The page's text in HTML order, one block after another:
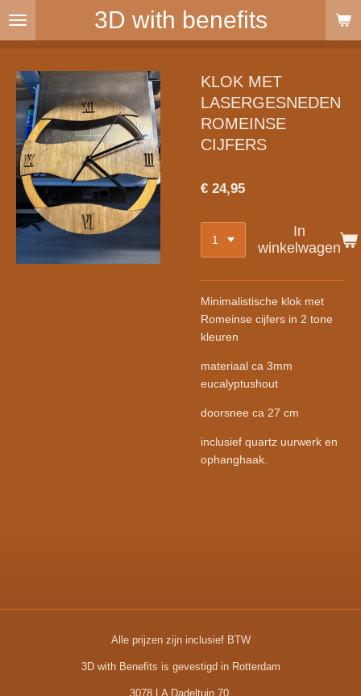
Ga
de
hoofdinhoud
3D with benefits
KLOK MET
LASERGESNEDEN
ROMEINSE
CIJFERS
€ 24,95
In
winkelwagen
Minimalistische klok met
Romeinse cijfers in 2 tone
kleuren
materiaal ca 3mm
eucalyptushout
doorsnee ca 27 cm
inclusief quartz uurwerk en
ophanghaak.
Alle prijzen zijn inclusief BTW
3D with Benefits is gevestigd in Rotterdam
3078 LA Dadeltuin 70